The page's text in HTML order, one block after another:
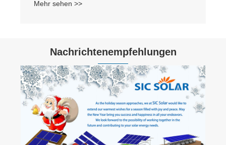
Nachrichtenempfehlungen
Was ist eine Sonnendachfliese? Wie effektiv
ist es, wenn es auf einem Dach verwendet
wird?
Mehr sehen >>